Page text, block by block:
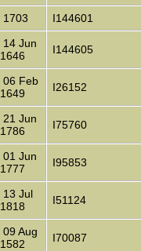
1703 I144601
14 Jun
1646
I144605
06 Feb
1649
I26152
21 Jun
1786
I75760
01 Jun
1777
I95853
13 Jul
1818
I51124
09 Aug
1582
I70087